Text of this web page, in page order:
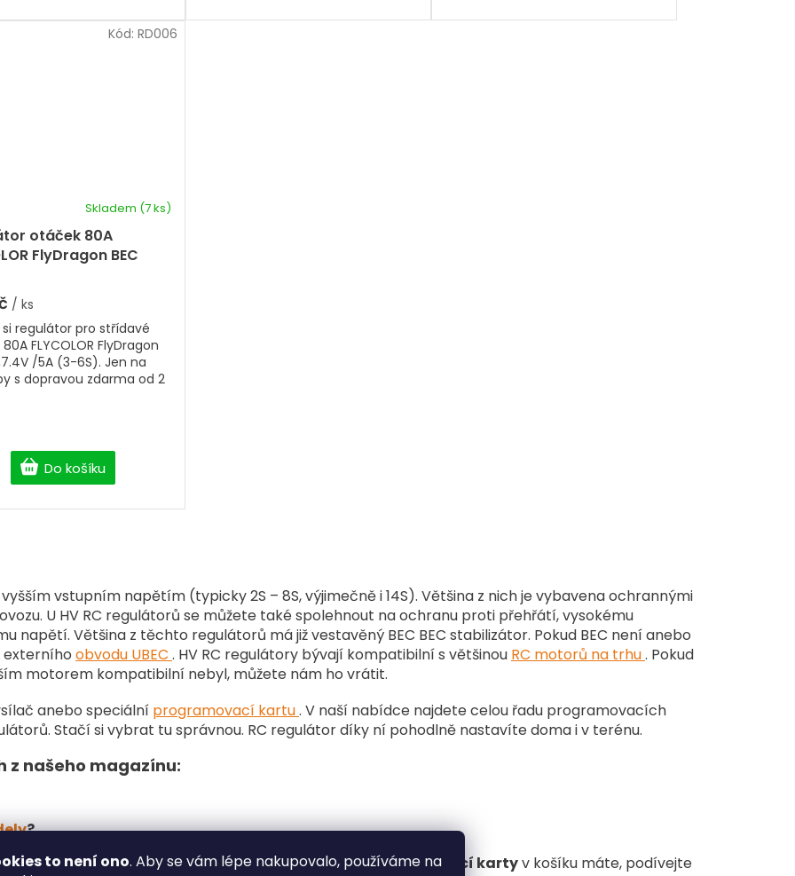
to není ono. Aby se vám lépe nakupovalo, používáme na
EDF modely i další
aplikace. Vyberte si
vrtulníky, EDF modely i další
vrtulníky, EDF modely i další
otáček 80A
FlyDragon BEC
Skladem (7 ks)
/ ks
Do košíku
regulátor pro střídavé
FLYCOLOR FlyDragon
/5A (3-6S). Jen na
s dopravou zdarma od 2
Kód: RD006
d
a
c
í
p
r
v
k
y
s
u
vstupním napětím (typicky 2S – 8S, výjimečně i 14S). Většina z nich je vybavena ochrannými
U HV RC regulátorů se můžete také spolehnout na ochranu proti přehřátí, vysokému
napětí. Většina z těchto regulátorů má již vestavěný BEC BEC stabilizátor. Pokud BEC není anebo
externího obvodu UBEC . HV RC regulátory bývají kompatibilní s většinou RC motorů na trhu. Pokud
motorem kompatibilní nebyl, můžete nám ho vrátit.
anebo speciální programovací kartu. V naší nabídce najdete celou řadu programovacích
Stačí si vybrat tu správnou. RC regulátor díky ní pohodlně nastavíte doma i v terénu.
z našeho magazínu:
?
s dopravou zdarma od 2 500 Kč. A pokud užprogramovací kartyv košíku máte, podívejte